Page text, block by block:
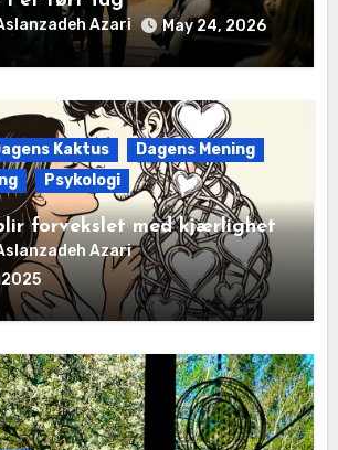
Azari May 24, 2026
Kaktus
Dagens Mening
Psykologi
forvekslet med kjærlighet
Azari